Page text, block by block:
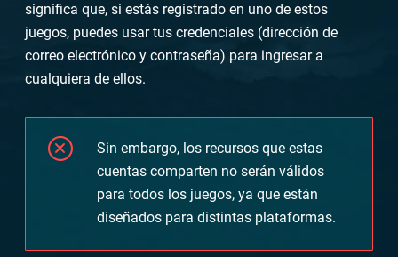
significa que, si estás registrado en uno de estos
juegos, puedes usar tus credenciales (dirección de
correo electrónico y contraseña) para ingresar a
cualquiera de ellos.
Sin embargo, los recursos que estas
cuentas comparten no serán válidos
para todos los juegos, ya que están
diseñados para distintas plataformas.